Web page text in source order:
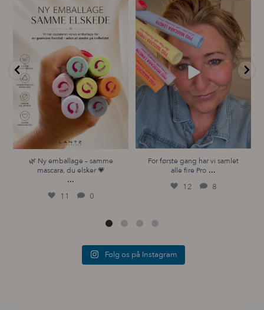
🌿 Ny emballage – samme
mascara, du elsker 💗
...
11
🌿 Ny emballage – samme
mascara, du elsker 💗
...
11 0
For første gang har vi samlet
alle fire Pro...
12
For første gang har vi samlet
alle fire Pro ...
12 8
Følg os på Instagram